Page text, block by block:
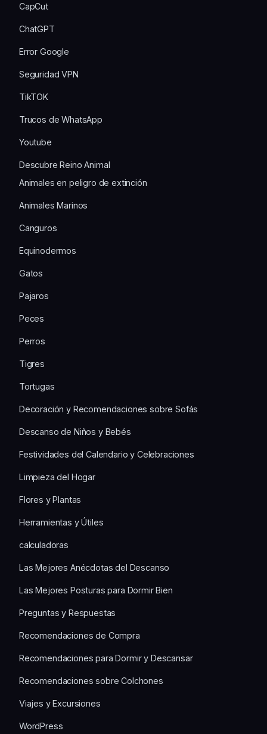
CapCut
ChatGPT
Error Google
Seguridad VPN
TikTOK
Trucos de WhatsApp
Youtube
Descubre Reino Animal
Animales en peligro de extinción
Animales Marinos
Canguros
Equinodermos
Gatos
Pajaros
Peces
Perros
Tigres
Tortugas
Decoración y Recomendaciones sobre Sofás
Descanso de Niños y Bebés
Festividades del Calendario y Celebraciones
Limpieza del Hogar
Flores y Plantas
Herramientas y Útiles
calculadoras
Las Mejores Anécdotas del Descanso
Las Mejores Posturas para Dormir Bien
Preguntas y Respuestas
Recomendaciones de Compra
Recomendaciones para Dormir y Descansar
Recomendaciones sobre Colchones
Viajes y Excursiones
WordPress